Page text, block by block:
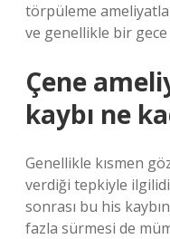
törpüleme
ve genellikle bir
Çene
kaybı ne
Genellikle kısmen
verdiği tepkiyle
sonrası bu his
fazla sürmesi de